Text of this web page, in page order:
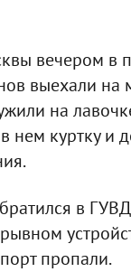
вечером в
выехали на
на
нем куртку и
в
пропали.